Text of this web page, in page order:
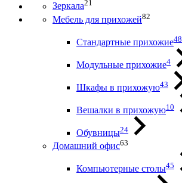
Зеркала21
Мебель для прихожей82
Стандартные прихожие48
Модульные прихожие4
Шкафы в прихожую43
Вешалки в прихожую10
Обувницы24
Домашний офис63
Компьютерные столы45